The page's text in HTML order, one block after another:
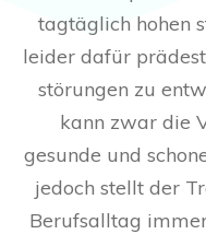
integrieren,
Heimtraining
über ihren
können,
in unsere VR-
integrieren,
Heimtraining
über ihren
können,
tagtäglich hohen
leider dafür
störungen zu
kann zwar die
gesunde und
jedoch stellt der
Berufsalltag